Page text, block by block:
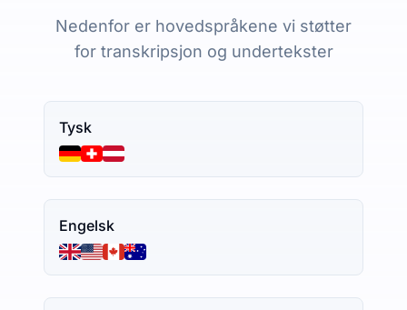
Nedenfor er hovedspråkene vi støtter
for transkripsjon og undertekster
Tysk
Engelsk